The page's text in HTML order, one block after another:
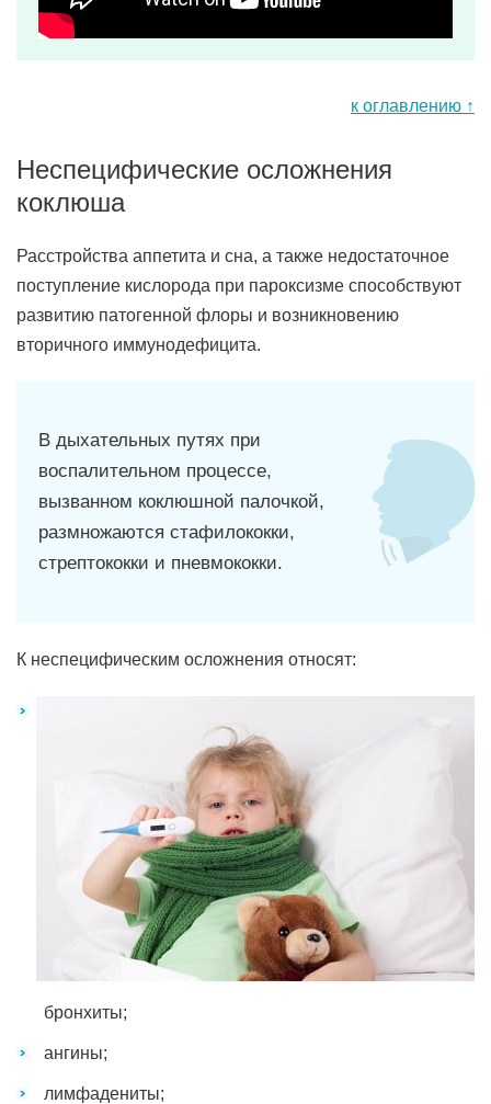
к оглавлению ↑
Неспецифические осложнения
коклюша
Расстройства аппетита и сна, а также недостаточное
поступление кислорода при пароксизме способствуют
развитию патогенной флоры и возникновению
вторичного иммунодефицита.
В дыхательных путях при
воспалительном процессе,
вызванном коклюшной палочкой,
размножаются стафилококки,
стрептококки и пневмококки.
К неспецифическим осложнения относят:
бронхиты;
ангины;
лимфадениты;